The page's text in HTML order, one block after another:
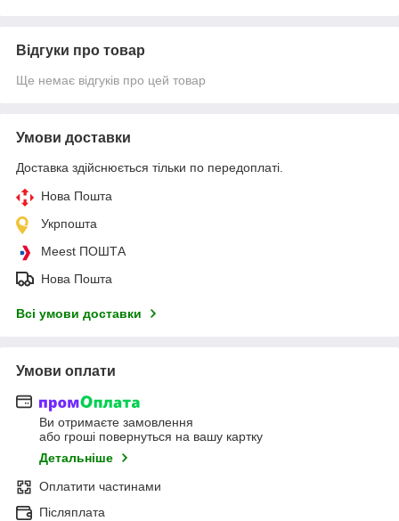
Відгуки про товар
Ще немає відгуків про цей товар
Умови доставки
Доставка здійснюється тільки по передоплаті.
Нова Пошта
Укрпошта
Meest ПОШТА
Нова Пошта
Всі умови доставки
Умови оплати
Ви отримаєте замовлення
або гроші повернуться на вашу картку
Детальніше
Оплатити частинами
Післяплата